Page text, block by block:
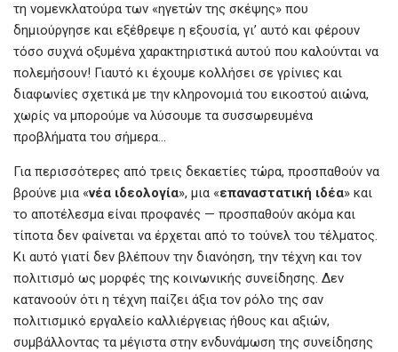
τη νομενκλατούρα των «ηγετών της σκέψης» που
δημιούργησε και εξέθρεψε η εξουσία, γι’ αυτό και φέρουν
τόσο συχνά οξυμένα χαρακτηριστικά αυτού που καλούνται να
πολεμήσουν! Γιαυτό κι έχουμε κολλήσει σε γρίνιες και
διαφωνίες σχετικά με την κληρονομιά του εικοστού αιώνα,
χωρίς να μπορούμε να λύσουμε τα συσσωρευμένα
προβλήματα του σήμερα…
Για περισσότερες από τρεις δεκαετίες τώρα, προσπαθούν να
βρούνε μια «νέα ιδεολογία», μια «επαναστατική ιδέα» και
το αποτέλεσμα είναι προφανές — προσπαθούν ακόμα και
τίποτα δεν φαίνεται να έρχεται από το τούνελ του τέλματος.
Κι αυτό γιατί δεν βλέπουν την διανόηση, την τέχνη και τον
πολιτισμό ως μορφές της κοινωνικής συνείδησης. Δεν
κατανοούν ότι η τέχνη παίζει άξια τον ρόλο της σαν
πολιτισμικό εργαλείο καλλιέργειας ήθους και αξιών,
συμβάλλοντας τα μέγιστα στην ενδυνάμωση της συνείδησης